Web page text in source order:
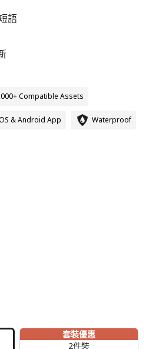
語
Compatible Assets
& Android App Waterproof
套裝優惠
2件裝